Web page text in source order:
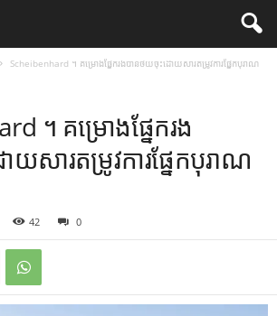
Scheibenhard ។ គម្រោងផ្នែករងបានថយចុះដោយសារតម្រូវការផ្នែកបុរាណ
។ គម្រោងផ្នែករង
សារតម្រូវការផ្នែកបុរាណ
42 0